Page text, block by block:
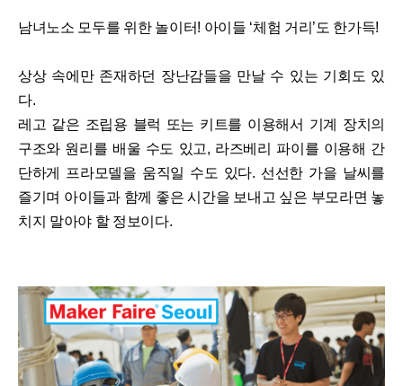
남녀노소 모두를 위한 놀이터! 아이들 ‘체험 거리’도 한가득!
상상 속에만 존재하던 장난감들을 만날 수 있는 기회도 있
다.
레고 같은 조립용 블럭 또는 키트를 이용해서 기계 장치의
구조와 원리를 배울 수도 있고, 라즈베리 파이를 이용해 간
단하게 프라모델을 움직일 수도 있다. 선선한 가을 날씨를
즐기며 아이들과 함께 좋은 시간을 보내고 싶은 부모라면 놓
치지 말아야 할 정보이다.